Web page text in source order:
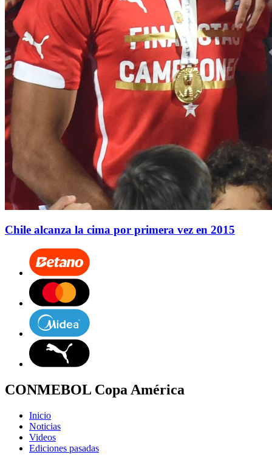
Chile alcanza la cima por primera vez en 2015
CONMEBOL Copa América
Inicio
Noticias
Videos
Ediciones pasadas